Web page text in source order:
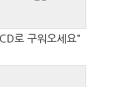
로 구워오세요"